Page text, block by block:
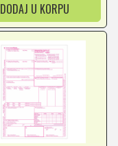
DODAJ U KORPU